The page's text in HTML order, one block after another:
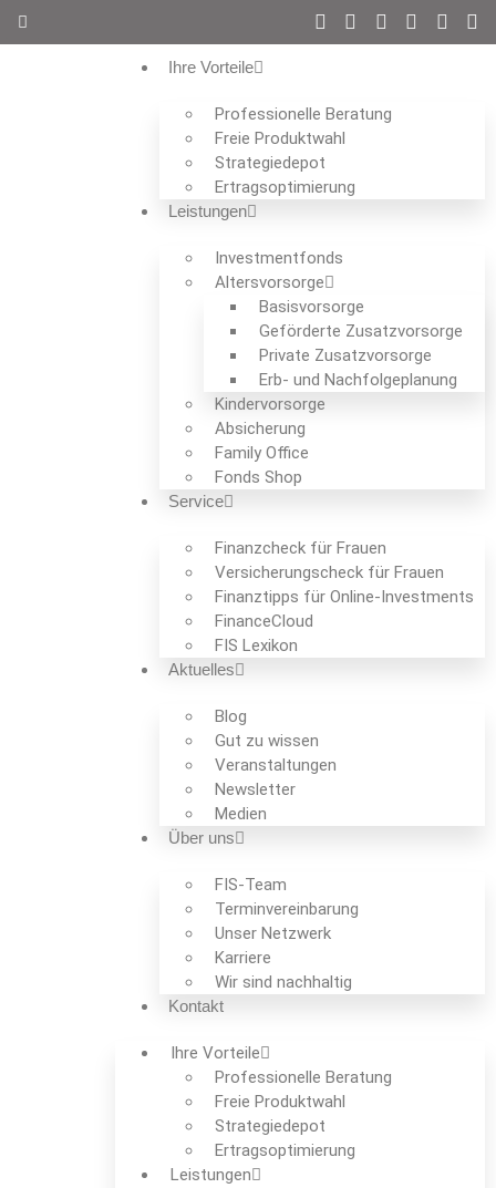
Ihre Vorteile
Professionelle Beratung
Freie Produktwahl
Strategiedepot
Ertrags­optimierung
Leistungen
Investmentfonds
Altersvorsorge
Basisvorsorge
Geförderte Zusatzvorsorge
Private Zusatzvorsorge
Erb- und Nachfolgeplanung
Kindervorsorge
Absicherung
Family Office
Fonds Shop
Service
Finanzcheck für Frauen
Versicherungscheck für Frauen
Finanztipps für Online-Investments
FinanceCloud
FIS Lexikon
Aktuelles
Blog
Gut zu wissen
Veranstaltungen
Newsletter
Medien
Über uns
FIS-Team
Termin­verein­barung
Unser Netzwerk
Karriere
Wir sind nachhaltig
Kontakt
Ihre Vorteile
Professionelle Beratung
Freie Produktwahl
Strategiedepot
Ertrags­optimierung
Leistungen